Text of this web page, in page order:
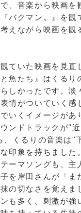
、音楽から映画を
バクマン。』を観
えながら映画を観
ていた映画を見直
と魚たち』はくるり
しかったです。淡
情がついていく感
いくイメージがあ
ンドトラックが"
、くるりの音楽は"
印象を持ちました
ーマソングも、主
を岸田さんが「ま
の切なさを覚えま
も多く、刺激が強